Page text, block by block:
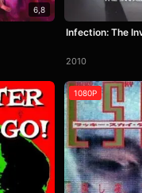
6,8
Infection: The
2010
1080P